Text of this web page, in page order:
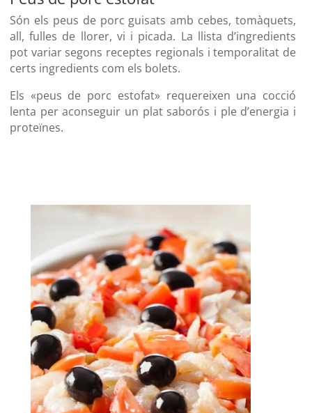
Són els peus de porc guisats amb cebes, tomàquets,
all, fulles de llorer, vi i picada. La llista d’ingredients
pot variar segons receptes regionals i temporalitat de
certs ingredients com els bolets.
Els «peus de porc estofat» requereixen una cocció
lenta per aconseguir un plat saborós i ple d’energia i
proteïnes.